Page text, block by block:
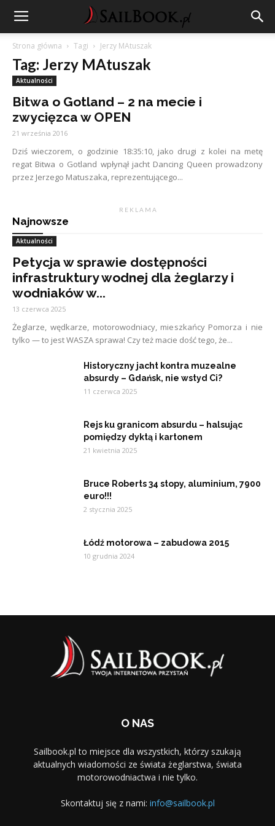
Strona główna Tagi Jerzy MAtuszak
Tag: Jerzy MAtuszak
Aktualności
Bitwa o Gotland – 2 na mecie i
zwycięzca w OPEN
21 września 2016
Dziś wieczorem, o godzinie 18:35:10, jako drugi z kolei na metę
regat Bitwa o Gotland wpłynął jacht Dancing Queen prowadzony
przez Jerzego Matuszaka, reprezentującego...
R E K L A M A
Najnowsze
Aktualności
Petycja w sprawie dostępności
infrastruktury wodnej dla żeglarzy i
wodniaków w...
13 czerwca 2025
Żeglarze, wędkarze, motorowodniacy, mieszkańcy Pomorza i nie
tylko — to jest WASZA sprawa! Czy też macie dość tego, że...
Historyczny jacht kontra muzealne
absurdy – Gdańsk, nie wstyd Ci?
11 czerwca 2025
Rejs ku granicom absurdu – halsując
pomiędzy dyktą i kartonem
21 kwietnia 2025
Bruce Roberts 34 stopy, aluminium, 7900
euro!!!
2 stycznia 2025
Łódź motorowa – zabudowa 2015
10 grudnia 2024
O NAS
Sailbook.pl to miejsce dla wszystkich, którzy szukają
aktualnych wiadomości ze świata żeglarstwa, świata
motorowodniactwa i nie tylko.
Skontaktuj się z nami: info@sailbook.pl